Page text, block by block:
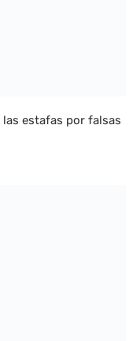
las estafas por falsas